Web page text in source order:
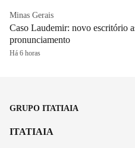
Minas Gerais
Caso Laudemir: novo escritório
pronunciamento
Há 6 horas
GRUPO ITATIAIA
ITATIAIA